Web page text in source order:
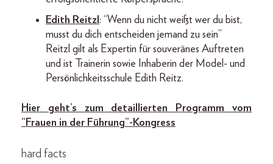
Edith Reitzl : “Wenn du nicht weißt wer du bist,
musst du dich entscheiden jemand zu sein”
Reitzl gilt als Expertin für souveränes Auftreten
und ist Trainerin sowie Inhaberin der Model- und
Persönlichkeitsschule Edith Reitz.
Hier geht’s zum detaillierten Programm vom
“Frauen in der Führung”-Kongress
hard facts